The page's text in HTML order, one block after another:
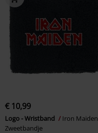
€ 10,99
Logo - Wristband
Iron Maiden
Zweetbandje